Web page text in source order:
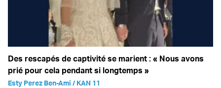
Des rescapés de captivité se marient : « Nous avons
prié pour cela pendant si longtemps »
Esty Perez Ben-Ami / KAN 11